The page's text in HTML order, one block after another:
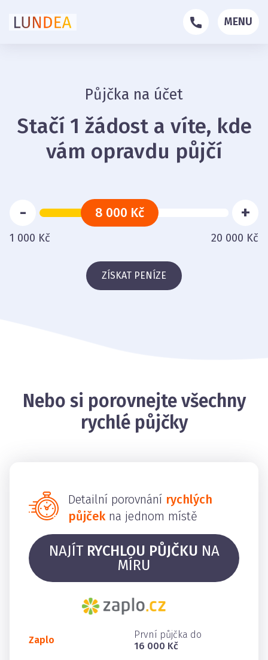
MENU
Půjčka na účet
Stačí 1 žádost a víte, kde
vám opravdu půjčí
8 000 Kč
- +
1 000 Kč 20 000 Kč
ZÍSKAT PENÍZE
Nebo si porovnejte všechny
rychlé půjčky
Detailní porovnání rychlých
půjčekna jednom místě
NAJÍT RYCHLOU PŮJČKU NA
MÍRU
Zaplo
První půjčka do
16 000 Kč